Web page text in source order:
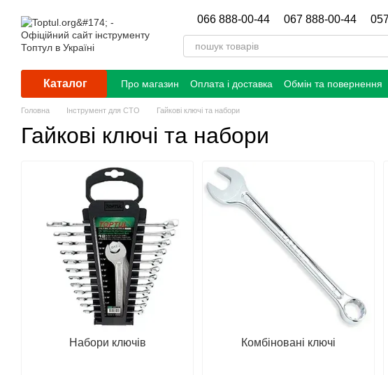
066 888-00-44 067 888-00-44
Каталог Про магазин Оплата і доставка Обмін та повернення
Головна Інструмент для СТО Гайкові ключі та набори
Гайкові ключі та набори
Набори ключів Комбіновані ключі